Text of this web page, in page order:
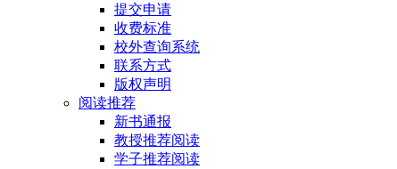
提交申请
收费标准
校外查询系统
联系方式
版权声明
阅读推荐
新书通报
教授推荐阅读
学子推荐阅读